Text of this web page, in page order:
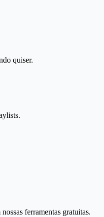
quiser.
ferramentas gratuitas.